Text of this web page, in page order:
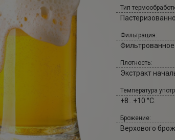
Тип
Фильтрация:
Фильтрованное
Плотность:
Экстракт
Температура
+8...+10 °С.
Брожение:
Верхового